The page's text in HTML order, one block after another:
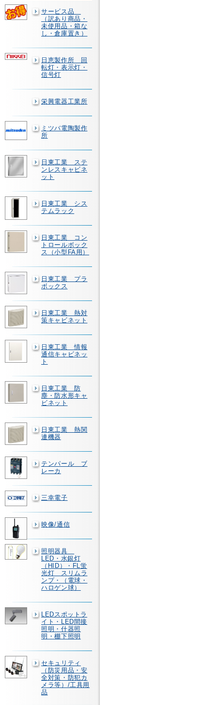
サービス品
（訳あり商品・
未使用品・箱な
し・倉庫置き）
日恵製作所 回
転灯・表示灯・
信号灯
栄興電器工業所
ミツバ電陶製作
所
日東工業 ステ
ンレスキャビネ
ット
日東工業 シス
テムラック
日東工業 コン
トロールボック
ス（小型FA用）
日東工業 プラ
ボックス
日東工業 熱対
策キャビネット
日東工業 情報
通信キャビネッ
ト
日東工業 防
塵・防水形キャ
ビネット
日東工業 熱関
連機器
テンパール ブ
レーカ
三幸電子
映像/通信
照明器具
LED・水銀灯
（HID）・FL蛍
光灯 スリムラ
ンプ・（電球・
ハロゲン球）
LEDスポットラ
イト・LED間接
照明・什器照
明・棚下照明
セキュリティ
（防災用品・安
全対策・防犯カ
メラ等）/工具用
品